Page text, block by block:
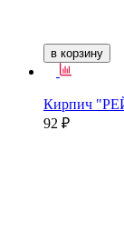
в корзину
Кирпич
92 ₽